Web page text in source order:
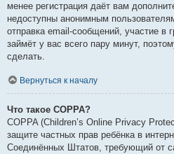
менее регистрация даёт вам
недоступны анонимным
отправка email-сообщений, участие в
займёт у вас всего пару минут,
сделать.
Вернуться к началу
Что такое COPPA?
COPPA (Children’s Online Privacy
защите частных прав ребёнка в
Соединённых Штатов, требующий от